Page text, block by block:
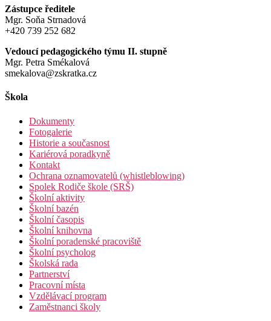
Zástupce ředitele
Mgr. Soňa Strnadová
+420 739 252 682
Vedoucí pedagogického týmu II. stupně
Mgr. Petra Smékalová
smekalova@zskratka.cz
Škola
Dokumenty
Fotogalerie
Historie a současnost
Kariérová poradkyně
Kontakt
Ochrana oznamovatelů (whistleblowing)
Spolek Rodiče škole (SRŠ)
Školní aktivity
Školní bazén
Školní časopis
Školní knihovna
Školní poradenské pracoviště
Školní psycholog
Školská rada
Partnerství
Pracovní místa
Vzdělávací program
Zaměstnanci školy